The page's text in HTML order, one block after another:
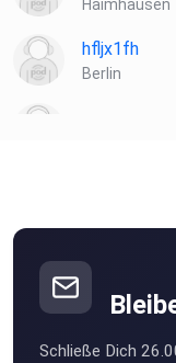
Haimhausen
hfljx1fh
Berlin
Tabea2206
J
Schließe Dich